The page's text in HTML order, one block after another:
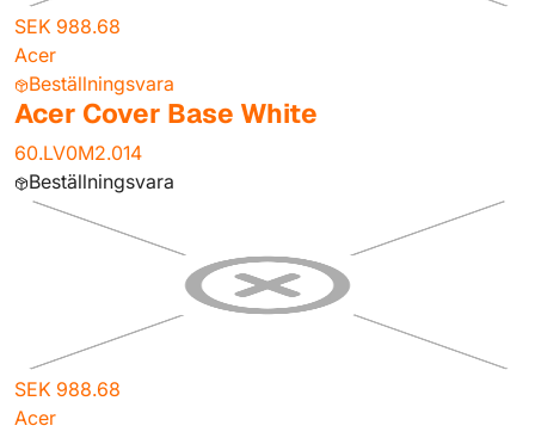
SEK 988.68
Acer
Beställningsvara
Acer Cover Base White
60.LV0M2.014
Beställningsvara
SEK 988.68
Acer